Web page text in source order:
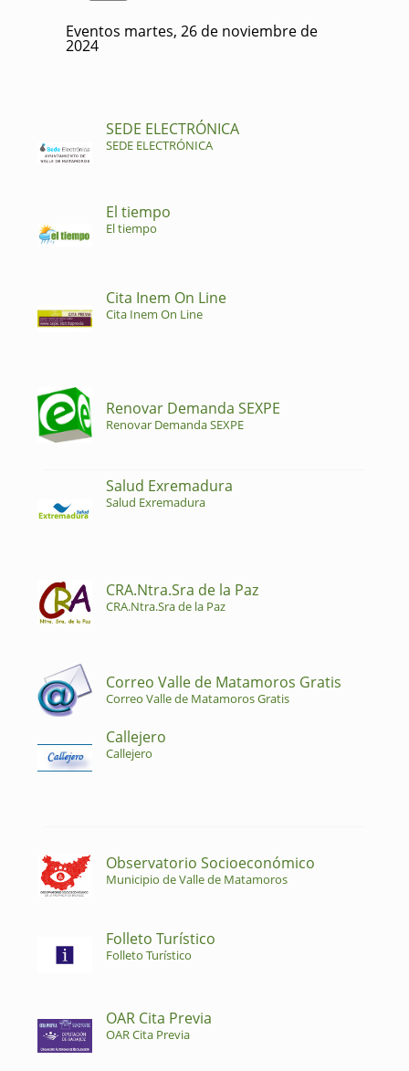
Eventos martes, 26 de noviembre de
2024
SEDE ELECTRÓNICA
SEDE ELECTRÓNICA
El tiempo
El tiempo
Cita Inem On Line
Cita Inem On Line
Renovar Demanda SEXPE
Renovar Demanda SEXPE
Salud Exremadura
Salud Exremadura
CRA.Ntra.Sra de la Paz
CRA.Ntra.Sra de la Paz
Correo Valle de Matamoros Gratis
Correo Valle de Matamoros Gratis
Callejero
Callejero
Observatorio Socioeconómico
Municipio de Valle de Matamoros
Folleto Turístico
Folleto Turístico
OAR Cita Previa
OAR Cita Previa